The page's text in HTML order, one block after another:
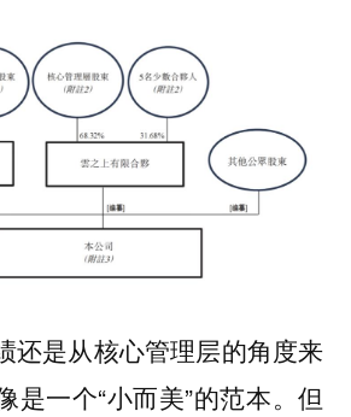
还是从核心管理层的角度来
是一个“小而美”的范本。但